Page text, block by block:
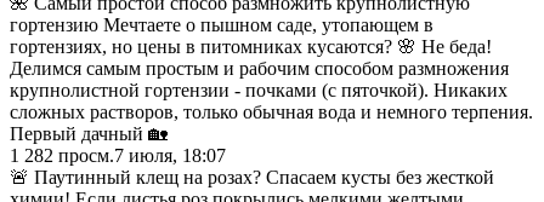
гортензию Мечтаете о пышном саде, утопающем в
гортензиях, но цены в питомниках кусаются? 🌸 Не беда!
Делимся самым простым и рабочим способом размножения
крупнолистной гортензии - почками (с пяточкой). Никаких
сложных растворов, только обычная вода и немного терпения.
Первый дачный 🏡
1 282 просм.7 июля, 18:07
🚨 Паутинный клещ на розах? Спасаем кусты без жесткой